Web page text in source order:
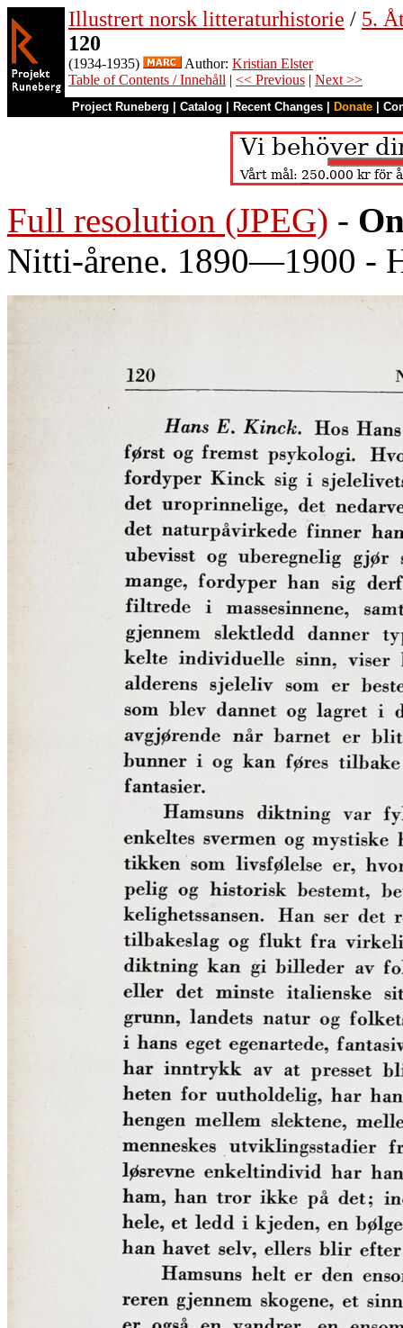
Illustrert norsk litteraturhistorie / 5.
120
(1934-1935) Author: Kristian Elster
Table of Contents / Innehåll | << Previous | Next >>
Project Runeberg Catalog Recent Changes Donate
Full resolution (JPEG) -
Nitti-årene. 1890—1900 -